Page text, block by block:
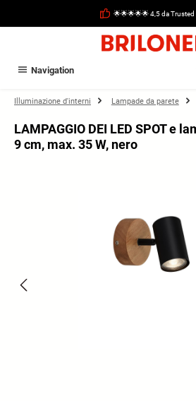
🌟🌟🌟🌟🌟 4,5 da
Navigation
Illuminazione d'interni Lampade da parete
LAMPAGGIO DEI LED SPOT e
9 cm, max. 35 W, nero